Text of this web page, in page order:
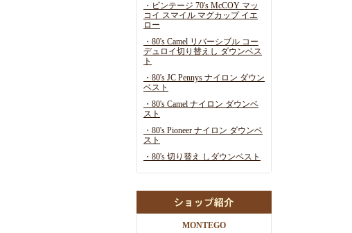
・ビンテージ 70's McCOY マッ
コイ スマイル マグカップ イエ
ロー
・80's Camel リバーシブル コー
デュロイ切り替えし ダウンベス
ト
・80's JC Pennys ナイロン ダウン
ベスト
・80's Camel ナイロン ダウンベ
スト
・80's Pioneer ナイロン ダウンベ
スト
・80's 切り替え しダウンベスト
MONTEGO